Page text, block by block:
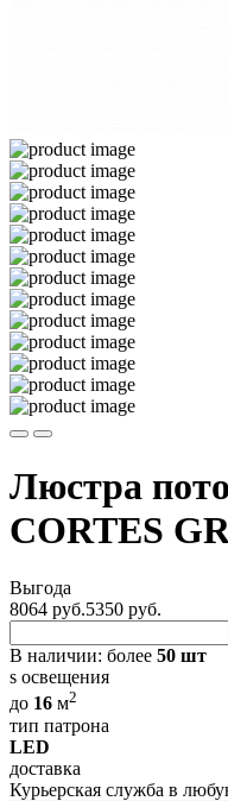
Люстра
CORTES
Выгода
8064 руб.5350 руб.
В наличии: более 50 шт
s освещения
до 16 м2
тип патрона
LED
доставка
Курьерская служба в